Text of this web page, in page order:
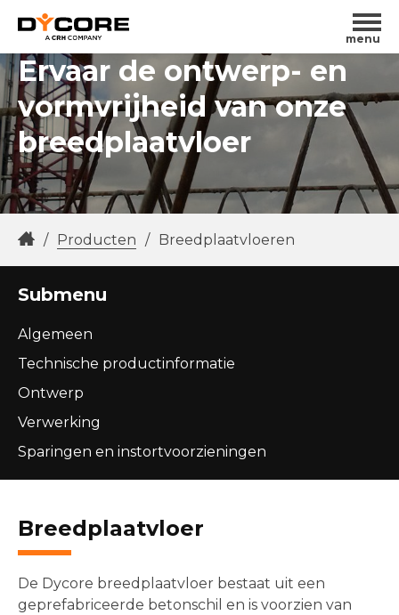
menu
Ervaar de ontwerp- en
vormvrijheid van onze
breedplaatvloer
/ Producten / Breedplaatvloeren
Submenu
Algemeen
Technische productinformatie
Ontwerp
Verwerking
Sparingen en instortvoorzieningen
Breedplaatvloer
De Dycore breedplaatvloer bestaat uit een
geprefabriceerde betonschil en is voorzien van